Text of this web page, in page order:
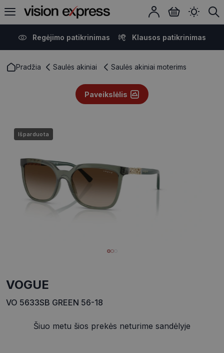
Regėjimo patikrinimas Klausos patikrinimas
Pradžia Saulės akiniai Saulės akiniai moterims
Paveikslėlis
Išparduota
VOGUE
VO 5633SB GREEN 56-18
Šiuo metu šios prekės neturime sandėlyje